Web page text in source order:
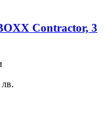
Contractor, 3